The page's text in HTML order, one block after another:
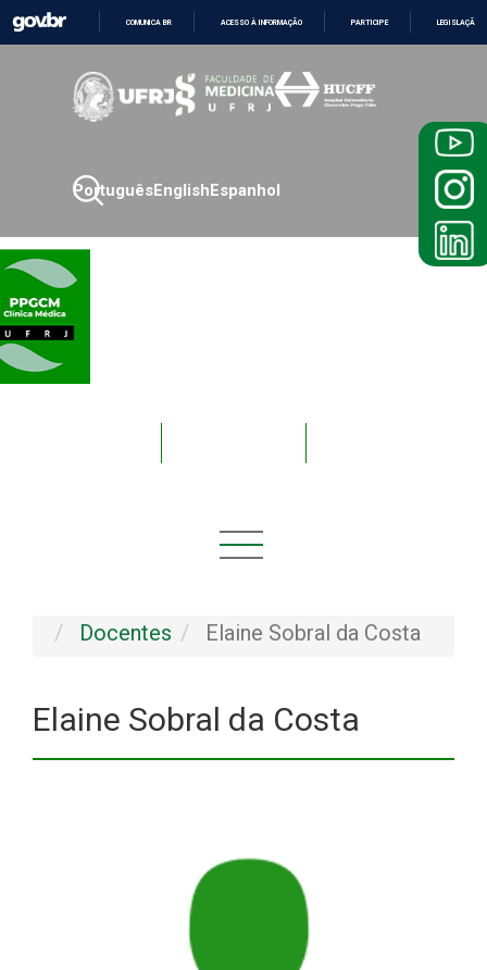
O
CONTEÚDO
COMUNICA BR ACESSO À INFORMAÇÃO PARTICIPE LEGISLAÇÃO
PortuguêsEnglishEspanhol
Docentes
Elaine Sobral da Costa
Elaine Sobral da Costa